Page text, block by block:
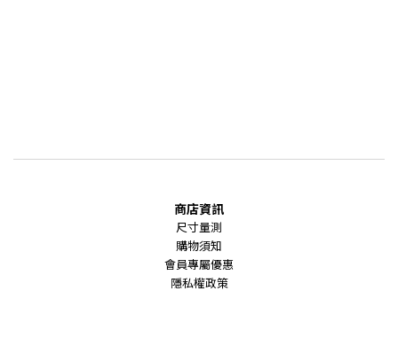
商店資訊
尺寸量測
購物須知
會員專屬優惠
隱私權政策